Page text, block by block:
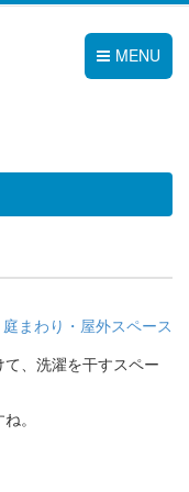
MENU
庭まわり・屋外スペース
、洗濯を干すスペー
。